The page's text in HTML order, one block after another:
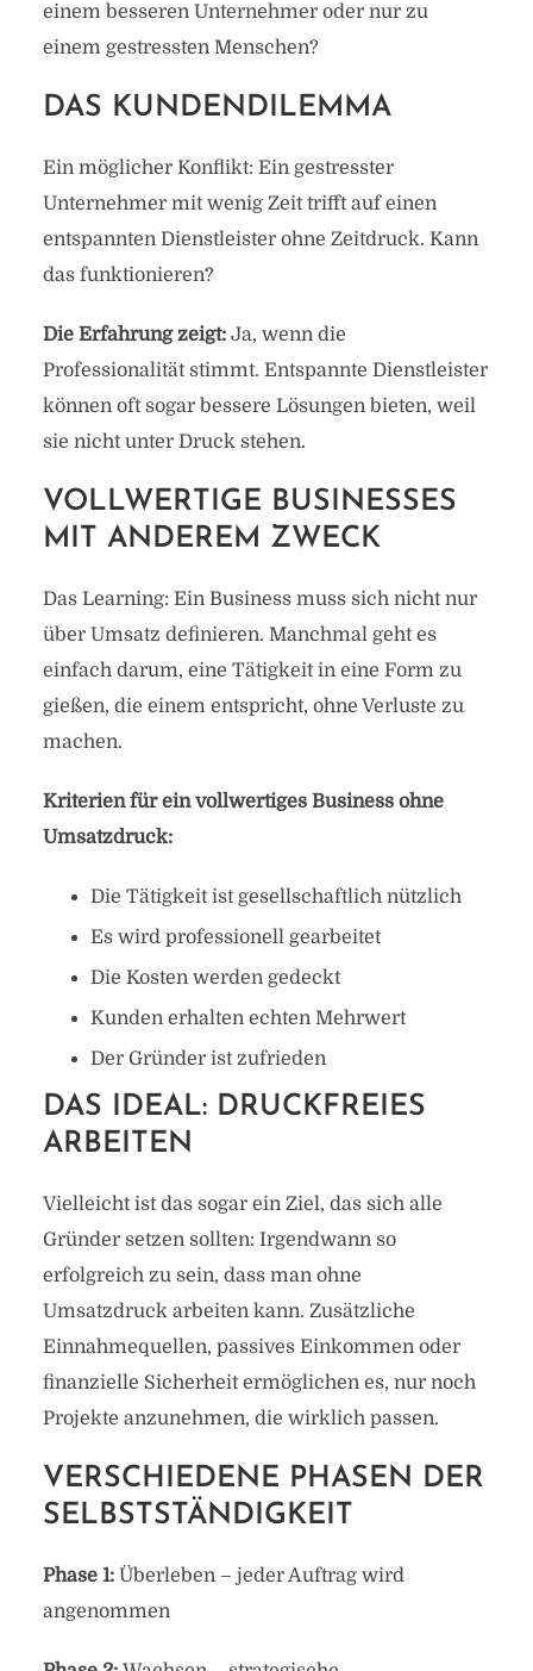
einem besseren Unternehmer oder nur zu
einem gestressten Menschen?
DAS KUNDENDILEMMA
Ein möglicher Konflikt: Ein gestresster
Unternehmer mit wenig Zeit trifft auf einen
entspannten Dienstleister ohne Zeitdruck. Kann
das funktionieren?
Die Erfahrung zeigt:Ja, wenn die
Professionalität stimmt. Entspannte Dienstleister
können oft sogar bessere Lösungen bieten, weil
sie nicht unter Druck stehen.
VOLLWERTIGE BUSINESSES
MIT ANDEREM ZWECK
Das Learning: Ein Business muss sich nicht nur
über Umsatz definieren. Manchmal geht es
einfach darum, eine Tätigkeit in eine Form zu
gießen, die einem entspricht, ohne Verluste zu
machen.
Kriterien für ein vollwertiges Business ohne
Umsatzdruck:
Die Tätigkeit ist gesellschaftlich nützlich
Es wird professionell gearbeitet
Die Kosten werden gedeckt
Kunden erhalten echten Mehrwert
Der Gründer ist zufrieden
DAS IDEAL: DRUCKFREIES
ARBEITEN
Vielleicht ist das sogar ein Ziel, das sich alle
Gründer setzen sollten: Irgendwann so
erfolgreich zu sein, dass man ohne
Umsatzdruck arbeiten kann. Zusätzliche
Einnahmequellen, passives Einkommen oder
finanzielle Sicherheit ermöglichen es, nur noch
Projekte anzunehmen, die wirklich passen.
VERSCHIEDENE PHASEN DER
SELBSTSTÄNDIGKEIT
Phase 1:Überleben – jeder Auftrag wird
angenommen